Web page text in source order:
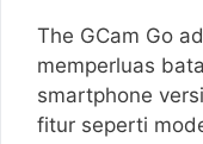
The GCam Go
memperluas
smartphone
fitur seperti